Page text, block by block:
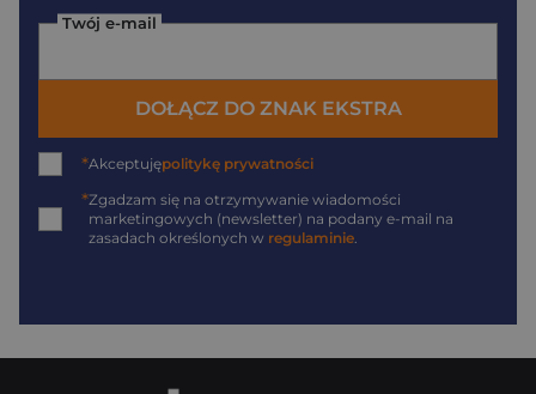
Twój e-mail
DOŁĄCZ DO ZNAK EKSTRA
*Akceptujępolitykę prywatności
*Zgadzam się na otrzymywanie wiadomości
marketingowych (newsletter) na podany e-mail na
zasadach określonych w regulaminie